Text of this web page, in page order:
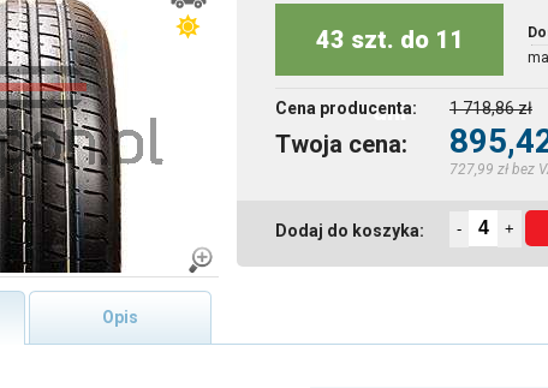
43 szt. do 11
dni
Cena producenta: 1 718,86 zł
Twoja cena:
727,99 zł bez
Dodaj do koszyka: - +
Opis